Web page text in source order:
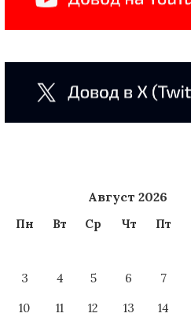
Август 2026
Пн Вт Ср Чт Пт
3
4 5 6 7
10
11 12 13 14